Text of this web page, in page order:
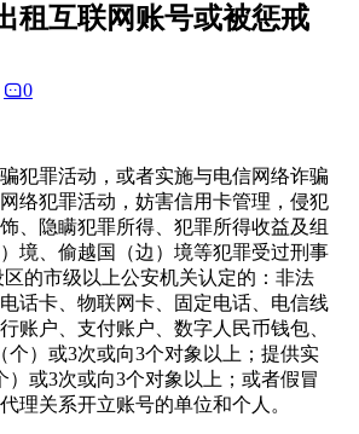
租互联网账号或被惩戒
0
犯罪活动，或者实施与电信网络诈骗
络犯罪活动，妨害信用卡管理，侵犯
、隐瞒犯罪所得、犯罪所得收益及组
境、偷越国（边）境等犯罪受过刑事
的市级以上公安机关认定的：非法
话卡、物联网卡、固定电话、电信线
账户、支付账户、数字人民币钱包、
个）或3次或向3个对象以上；提供实
）或3次或向3个对象以上；或者假冒
理关系开立账号的单位和个人。